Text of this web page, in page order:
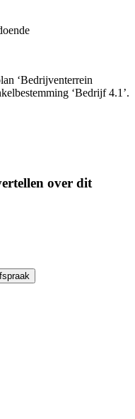
‘Bedrijventerrein
‘Bedrijf 4.1’.
over dit